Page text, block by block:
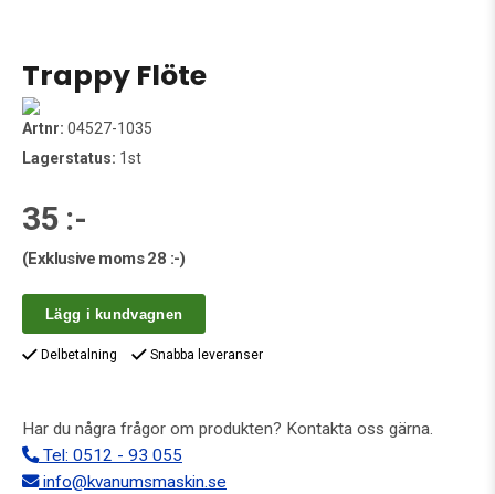
Trappy Flöte
Artnr: 04527-1035
Lagerstatus: 1st
35 :-
(Exklusive moms28 :-)
Lägg i kundvagnen
Delbetalning Snabba leveranser
Har du några frågor om produkten? Kontakta oss gärna.
Tel: 0512 - 93 055
info@kvanumsmaskin.se